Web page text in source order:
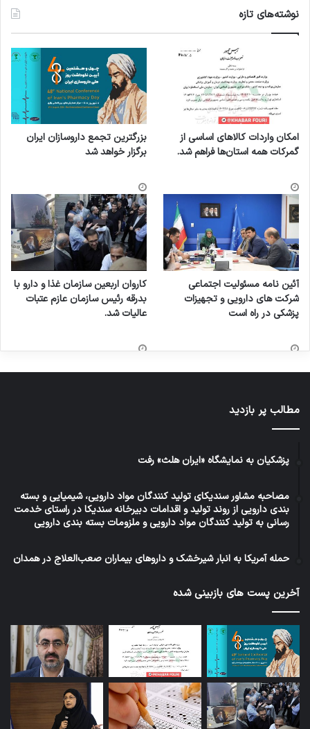
نوشته‌های تازه
امکان واردات کالاهای اساسی از
گمرکات همه استان‌ها فراهم شد.
بزرگترین تجمع داروسازان ایران
برگزار خواهد شد
آئین نامه مسئولیت اجتماعی
شرکت های دارویی و تجهیزات
پزشکی در راه است
کاروان اربعین سازمان غذا و دارو با
بدرقه رئیس سازمان عازم عتبات
عالیات شد.
مطالب پر بازدید
پزشکیان به نمایشگاه «ایران هلث» رفت
مصاحبه مشاور سندیکای تولید کنندگان مواد دارویی، شیمیایی و بسته
بندی دارویی از روند تولید و اقدامات دبیرخانه سندیکا در راستای خدمت
رسانی به تولید کنندگان مواد دارویی و ملزومات بسته بندی دارویی
حمله آمریکا به انبار شیرخشک و داروهای بیماران صعب‌العلاج در همدان
آخرین پست های بازبینی شده